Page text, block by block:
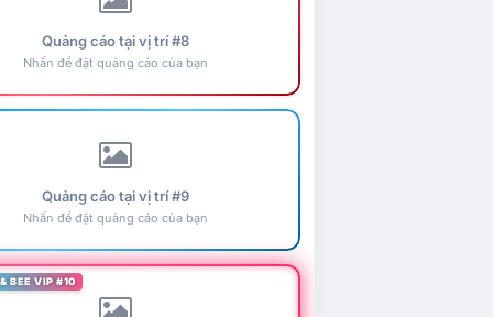
Quảng cáo tại vị trí #8
Nhấn để đặt quảng cáo của bạn
Quảng cáo tại vị trí #9
Nhấn để đặt quảng cáo của bạn
BEE VIP #10